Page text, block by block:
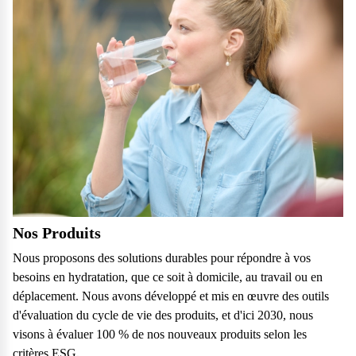
Nos Produits
Nous proposons des solutions durables pour répondre à vos
besoins en hydratation, que ce soit à domicile, au travail ou en
déplacement. Nous avons développé et mis en œuvre des outils
d'évaluation du cycle de vie des produits, et d'ici 2030, nous
visons à évaluer 100 % de nos nouveaux produits selon les
critères ESG.